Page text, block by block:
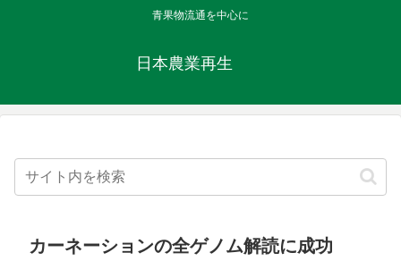
青果物流通を中心に
日本農業再生
カーネーションの全ゲノム解読に成功